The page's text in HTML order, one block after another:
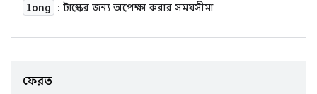
long : টাস্কের জন্য অপেক্ষা করার সময়সীমা
ফেরত